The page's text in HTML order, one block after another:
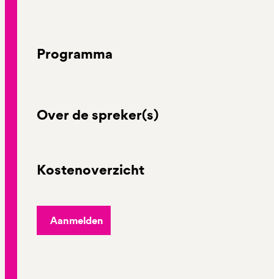
Programma
Over de spreker(s)
Kostenoverzicht
Aanmelden